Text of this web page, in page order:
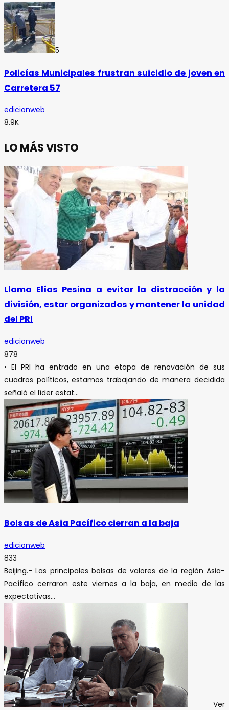
5
Policías Municipales frustran suicidio de joven en
Carretera 57
edicionweb
8.9K
LO MÁS VISTO
Llama Elías Pesina a evitar la distracción y la
división, estar organizados y mantener la unidad
del PRI
edicionweb
878
• El PRI ha entrado en una etapa de renovación de sus
cuadros políticos, estamos trabajando de manera decidida
señaló el líder estat...
Bolsas de Asia Pacífico cierran a la baja
edicionweb
833
Beijing.- Las principales bolsas de valores de la región Asia-
Pacífico cerraron este viernes a la baja, en medio de las
expectativas...
Ver